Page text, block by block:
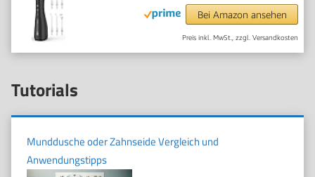
Bei Amazon ansehen
Preis inkl. MwSt., zzgl. Versandkosten
Tutorials
Munddusche oder Zahnseide Vergleich und
Anwendungstipps